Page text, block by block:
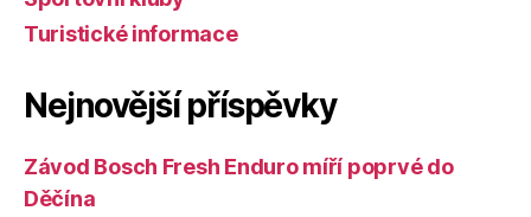
Turistické informace
Nejnovější příspěvky
Závod Bosch Fresh Enduro míří poprvé do
Děčína